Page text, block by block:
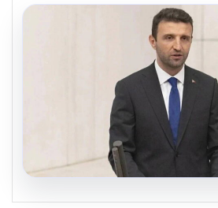
07.08.2026